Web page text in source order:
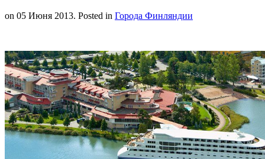
on 05 Июня 2013. Posted in Города Финляндии